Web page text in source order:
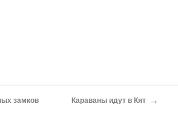
замков Караваны идут в Кят →